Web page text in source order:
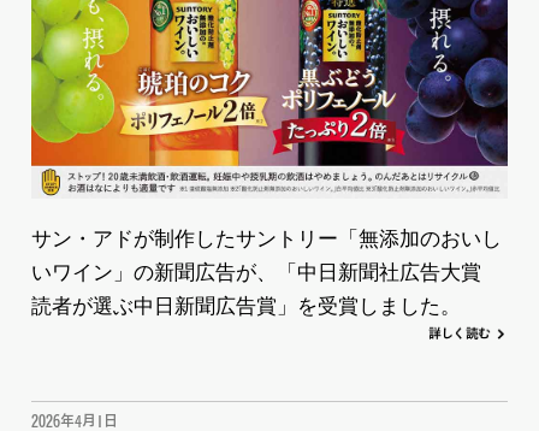
サン・アドが制作したサントリー「無添加のおいし
いワイン」の新聞広告が、「中日新聞社広告大賞
読者が選ぶ中日新聞広告賞」を受賞しました。
詳し く 読む
2026年4月1日